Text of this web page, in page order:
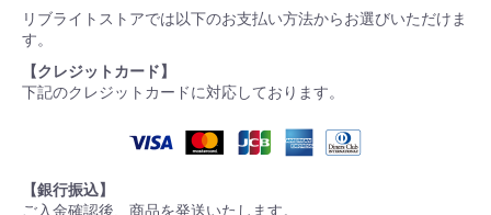
リブライトストアでは以下のお支払い方法からお選びいただけま
す。
【クレジットカード】
下記のクレジットカードに対応しております。
【銀行振込】
ご入金確認後、商品を発送いたします。